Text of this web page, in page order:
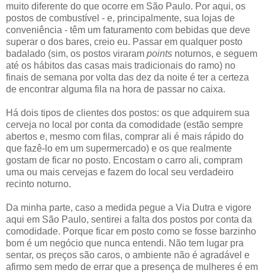
muito diferente do que ocorre em São Paulo. Por aqui, os
postos de combustível - e, principalmente, sua lojas de
conveniência - têm um faturamento com bebidas que deve
superar o dos bares, creio eu. Passar em qualquer posto
badalado (sim, os postos viraram points noturnos, e seguem
até os hábitos das casas mais tradicionais do ramo) no
finais de semana por volta das dez da noite é ter a certeza
de encontrar alguma fila na hora de passar no caixa.
Há dois tipos de clientes dos postos: os que adquirem sua
cerveja no local por conta da comodidade (estão sempre
abertos e, mesmo com filas, comprar ali é mais rápido do
que fazê-lo em um supermercado) e os que realmente
gostam de ficar no posto. Encostam o carro ali, compram
uma ou mais cervejas e fazem do local seu verdadeiro
recinto noturno.
Da minha parte, caso a medida pegue a Via Dutra e vigore
aqui em São Paulo, sentirei a falta dos postos por conta da
comodidade. Porque ficar em posto como se fosse barzinho
bom é um negócio que nunca entendi. Não tem lugar pra
sentar, os preços são caros, o ambiente não é agradável e
afirmo sem medo de errar que a presença de mulheres é em